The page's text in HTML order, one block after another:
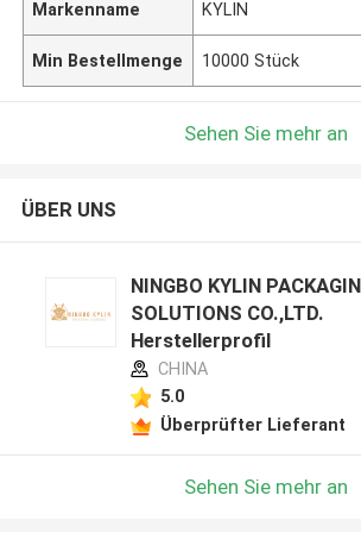
Markenname KYLIN
Min Bestellmenge 10000 Stück
Sehen Sie mehr an
ÜBER UNS
NINGBO KYLIN
SOLUTIONS CO.,LTD.
Herstellerprofil
CHINA
5.0
Überprüfter Lieferant
Sehen Sie mehr an